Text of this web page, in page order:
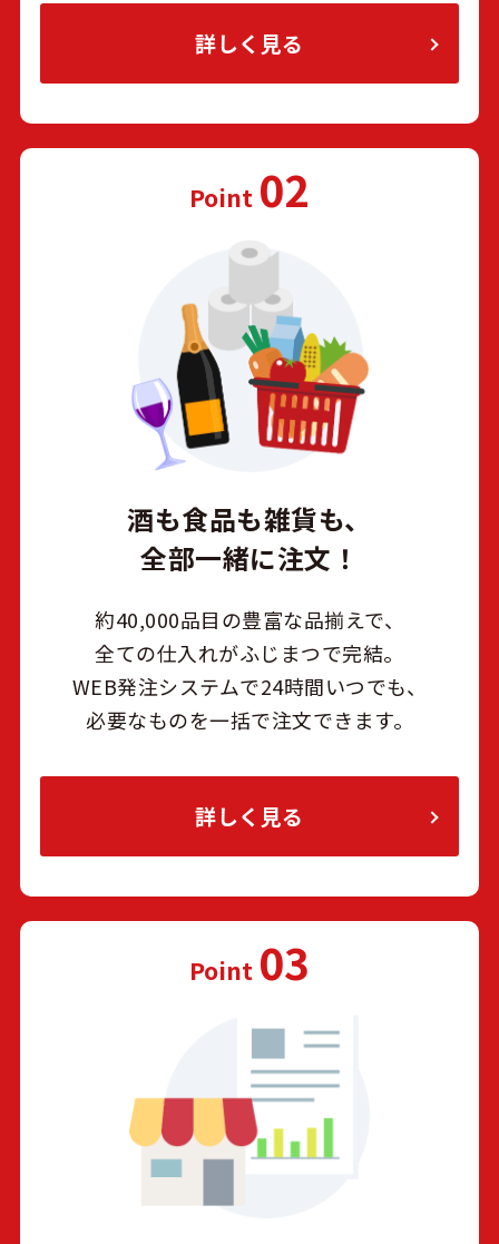
詳しく見る
Point 02
酒も食品も雑貨も、
全部一緒に注文！
約40,000品目の豊富な品揃えで、
全ての仕入れがふじまつで完結。
WEB発注システムで24時間いつでも、
必要なものを一括で注文できます。
詳しく見る
Point 03